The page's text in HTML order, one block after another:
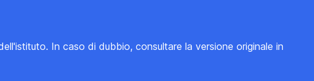
In caso di dubbio, consultare la versione originale in